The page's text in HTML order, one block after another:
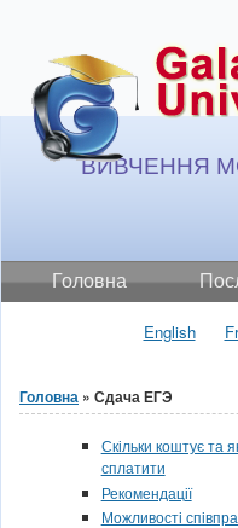
ВИВЧЕННЯ
Головна
English
Ви є тут
Головна » Сдача ЕГЭ
Скільки коштує та
сплатити
Рекомендації
Можливості